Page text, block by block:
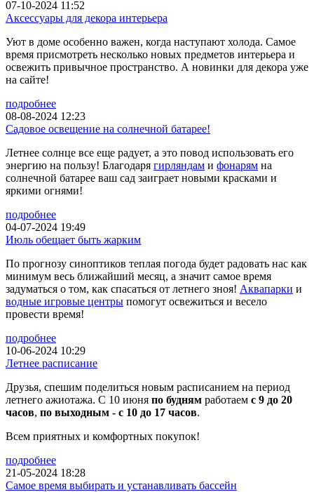
07-10-2024 11:52
Аксессуары для декора интерьера
Уют в доме особенно важен, когда наступают холода. Самое
время присмотреть несколько новых предметов интерьера и
освежить привычное пространство. А новинки для декора уже
на сайте!
подробнее
08-08-2024 12:23
Садовое освещение на солнечной батарее!
Летнее солнце все еще радует, а это повод использовать его
энергию на пользу! Благодаря гирляндам и фонарям на
солнечной батарее ваш сад заиграет новыми красками и
яркими огнями!
подробнее
04-07-2024 19:49
Июль обещает быть жарким
По прогнозу синоптиков теплая погода будет радовать нас как
минимум весь ближайший месяц, а значит самое время
задуматься о том, как спасаться от летнего зноя! Аквапарки и
водные игровые центры помогут освежиться и весело
провести время!
подробнее
10-06-2024 10:29
Летнее расписание
Друзья, спешим поделиться новым расписанием на период
летнего ажиотажа. С 10 июня по будням работаем с 9 до 20
часов, по выходным - с 10 до 17 часов.
Всем приятных и комфортных покупок!
подробнее
21-05-2024 18:28
Самое время выбирать и устанавливать бассейн